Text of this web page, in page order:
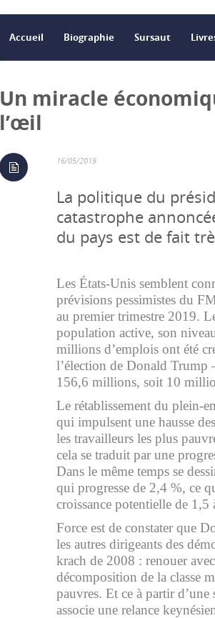
Accueil Biographie Sursaut
Un miracle
l’œil
16/05/2019
La politique du
catastrophe
du pays est de fait
Les États-Unis semblent
prévisions pessimistes du
au premier trimestre 2019.
population active, son
millions d’emplois ont été
l’élection de Donald Trump
156,6 millions, soit 10
Le rétablissement du plein-
qui impulsent une hausse
les travailleurs les plus
cela se traduit par une
Dans le même temps se
qui progresse de 2,4 %, ce
croissance potentielle de 1,5
Force est de constater que
les autres dirigeants des
krach de 2008 : renouer
décomposition de la classe
pauvres. Et ce à partir
associe une relance